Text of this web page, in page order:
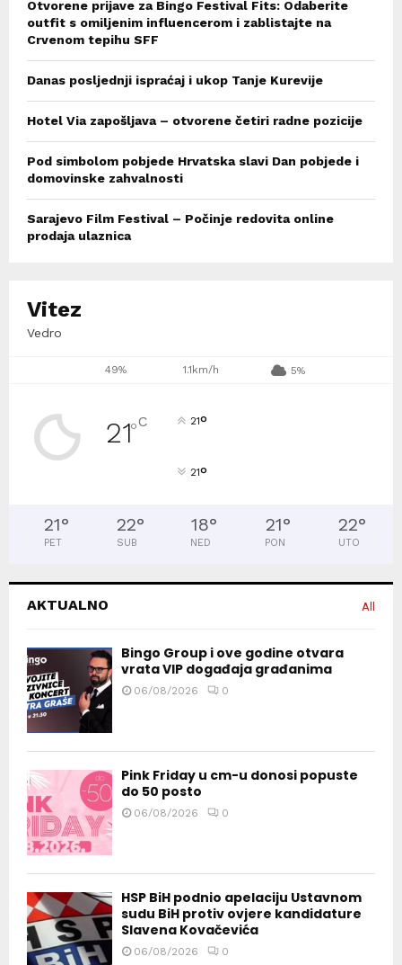
Otvorene prijave za Bingo Festival Fits: Odaberite
outfit s omiljenim influencerom i zablistajte na
Crvenom tepihu SFF
Danas posljednji ispraćaj i ukop Tanje Kurevije
Hotel Via zapošljava – otvorene četiri radne pozicije
Pod simbolom pobjede Hrvatska slavi Dan pobjede i
domovinske zahvalnosti
Sarajevo Film Festival – Počinje redovita online
prodaja ulaznica
Vitez
Vedro
49% 1.1km/h 5%
21°C 21°
21°
21°
PET
22°
SUB
18°
NED
21°
PON
22°
UTO
AKTUALNO All
Bingo Group i ove godine otvara
vrata VIP događaja građanima
06/08/2026 0
Pink Friday u cm-u donosi popuste
do 50 posto
06/08/2026 0
HSP BiH podnio apelaciju Ustavnom
sudu BiH protiv ovjere kandidature
Slavena Kovačevića
06/08/2026 0